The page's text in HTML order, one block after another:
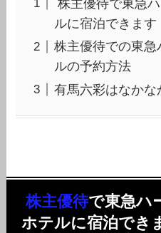
株主優待で東急
ルに宿泊できます
株主優待での東
ルの予約方法
有馬六彩はなか
株主優待で東急ハ
ホテルに宿泊でき